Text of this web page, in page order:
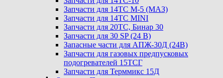
Запчасти для 14ТС М-5 (МАЗ)
Запчасти для 14ТС MINI
Запчасти для 20ТС, Бинар 30
Запчасти для 30 SP (24 В)
Запасные части для АПЖ-30Д (24В)
Запчасти для газовых предпусковых
подогревателей 15ТСГ
Запчасти для Терммикс 15Д